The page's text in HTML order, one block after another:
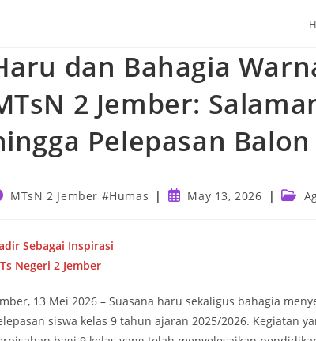
dan Bahagia
2 Jember:
Pelepasan Balon
MTsN 2 Jember #Humas
PostMay 13, 2026
Post
Sebagai Inspirasi
Negeri 2 Jember
13 Mei 2026 – Suasana haru sekaligus bahagia
siswa kelas 9 tahun ajaran 2025/2026. Kegiatan